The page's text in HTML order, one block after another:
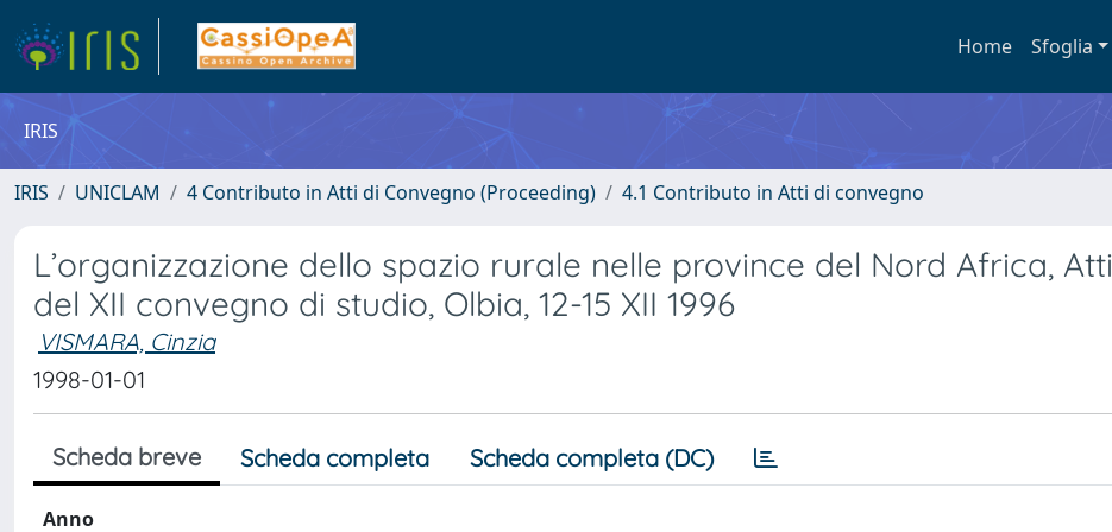
Home Sfoglia
IRIS
IRIS UNICLAM 4 Contributo in Atti di Convegno (Proceeding) 4.1 Contributo in Atti di convegno
L’organizzazione dello spazio rurale nelle province del Nord Africa, Atti
del XII convegno di studio, Olbia, 12-15 XII 1996
VISMARA, Cinzia
1998-01-01
Scheda breve Scheda completa Scheda completa (DC)
Anno